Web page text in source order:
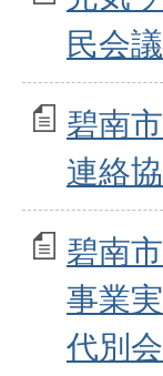
民会議
碧南
連絡
碧南
事業
代別